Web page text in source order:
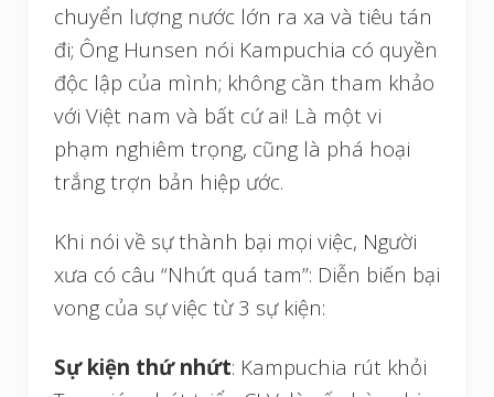
chuyển lượng nước lớn ra xa và tiêu tán
đi; Ông Hunsen nói Kampuchia có quyền
độc lập của mình; không cần tham khảo
với Việt nam và bất cứ ai! Là một vi
phạm nghiêm trọng, cũng là phá hoại
trắng trợn bản hiệp ước.
Khi nói về sự thành bại mọi việc, Người
xưa có câu “Nhứt quá tam”: Diễn biến bại
vong của sự việc từ 3 sự kiện:
Sự kiện thứ nhứt: Kampuchia rút khỏi